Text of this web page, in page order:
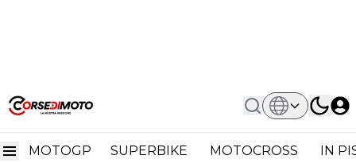
MOTOGP SUPERBIKE MOTOCROSS IN
Home Moto2 Phillip Island 2012
Moto2 Phillip Island 2012